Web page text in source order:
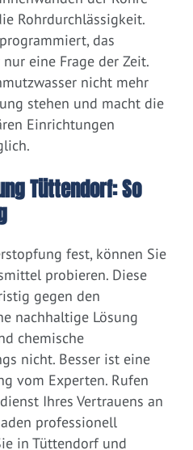
Rohrdurchlässigkeit.
das
eine Frage der Zeit.
nicht mehr
stehen und macht die
Einrichtungen
Tüttendorf: So
fest, können Sie
probieren. Diese
gegen den
nachhaltige Lösung
chemische
nicht. Besser ist eine
vom Experten. Rufen
Ihres Vertrauens an
professionell
in Tüttendorf und